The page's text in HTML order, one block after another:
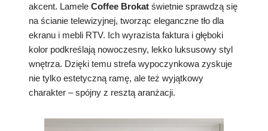
akcent. Lamele Coffee Brokat świetnie sprawdzą się
na ścianie telewizyjnej, tworząc eleganczne tło dla
ekranu i mebli RTV. Ich wyrazista faktura i głęboki
kolor podkreślają nowoczesny, lekko luksusowy styl
wnętrza. Dzięki temu strefa wypoczynkowa zyskuje
nie tylko estetyczną ramę, ale też wyjątkowy
charakter – spójny z resztą aranżacji.